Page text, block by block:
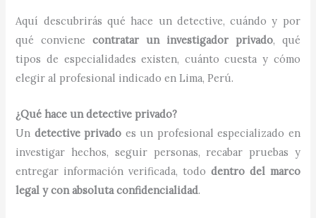
Aquí descubrirás qué hace un detective, cuándo y por
qué convienecontratar un investigador privado, qué
tipos de especialidades existen, cuánto cuesta y cómo
elegir al profesional indicado en Lima, Perú.
¿Qué hace un detective privado?
Un detective privado es un profesional especializado en
investigar hechos, seguir personas, recabar pruebas y
entregar información verificada, todo dentro del marco
legal y con absoluta confidencialidad.